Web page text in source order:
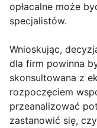
opłacalne może
specjalistów.
Wnioskując,
dla firm powinna
skonsultowana z
rozpoczęciem
przeanalizować
zastanowić się,